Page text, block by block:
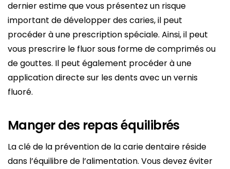
dernier estime que vous présentez un risque
important de développer des caries, il peut
procéder à une prescription spéciale. Ainsi, il peut
vous prescrire le fluor sous forme de comprimés ou
de gouttes. Il peut également procéder à une
application directe sur les dents avec un vernis
fluoré.
Manger des repas équilibrés
La clé de la prévention de la carie dentaire réside
dans l’équilibre de l’alimentation. Vous devez éviter